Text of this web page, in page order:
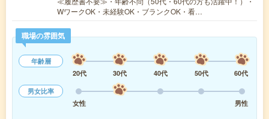
WワークOK・未経験OK・ブランクOK・看…
職場の雰囲気
年齢層
20代
30代 40代 50代
60代
男女比率
女性
男性